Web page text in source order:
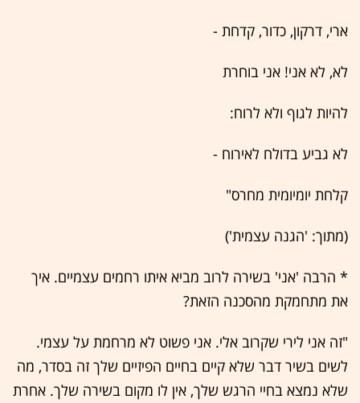
ארי, דרקון, כדור, קדחת -
לא, לא אני! אני בוחרת
להיות לגוף ולא לרוח:
לא גביע בדולח לאירוח -
קלחת יומיומית מחרס"
(מתוך: 'הגנה עצמית')
* הרבה 'אני' בשירה לרוב מביא איתו רחמים עצמיים. איך
את מתחמקת מהסכנה הזאת?
"זה אני לירי שקרוב אלי. אני פשוט לא מרחמת על עצמי.
לשים בשיר דבר שלא קיים בחיים הפיזיים שלך זה בסדר, מה
שלא נמצא בחיי הרגש שלך, אין לו מקום בשירה שלך. אחרת